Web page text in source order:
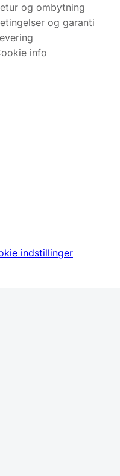
og ombytning
og garanti
info
indstillinger